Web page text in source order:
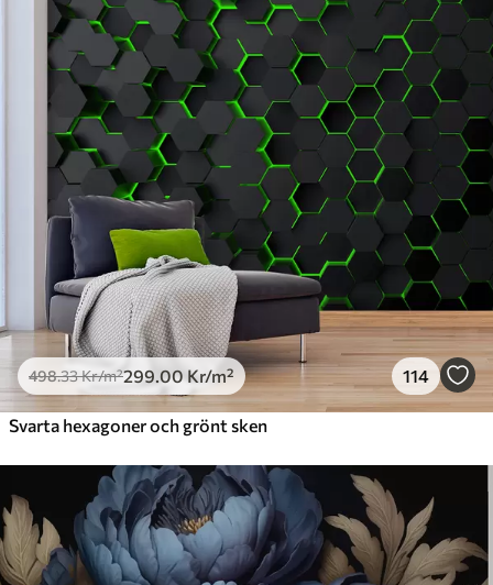
Premium
.67379 .00Kr /m²
Premiumvinyl
725.00 435.00Kr
Peel and Stick
900.00540.00Kr/m²
498.33Kr/m²299 .00 Kr/m² 114
Svarta hexagoner och grönt sken